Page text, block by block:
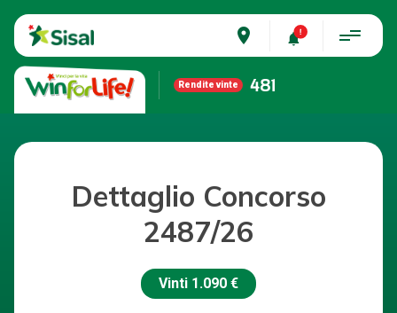
place
Rendite vinte 481
Dettaglio Concorso
2487/26
Vinti 1.090 €